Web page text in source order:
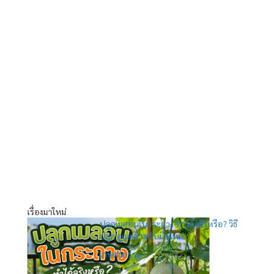
เรื่องมาใหม่
ปลูกเมลอนในกระถาง ทำได้จริงหรือ? วิธี
ปลูก ดูแล สำหรับมือใหม่
เกษตรกรรม